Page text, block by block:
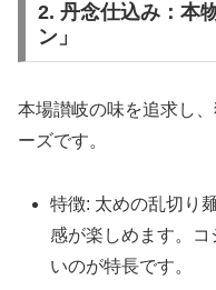
2. 丹念仕込み：本
ン」
本場讃岐の味を追求し
ーズです。
特徴: 太めの乱切り
感が楽しめます。コ
いのが特長です。